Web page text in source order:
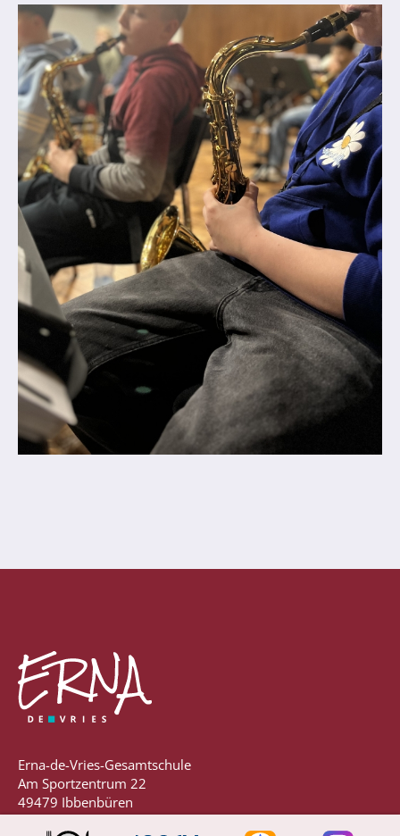
Abschlüsse
Fremdsprachen
Englisch
Spanisch
Niederländisch
MINT
Naturwissenschaften
Informatik
Differenzierung
Inklusion
Fächer
Berufsorientierung
Anprechpartner
FHR und Abitur
Einführungsphase
Erna-de-Vries-Gesamtschule
Am Sportzentrum 22
49479 Ibbenbüren